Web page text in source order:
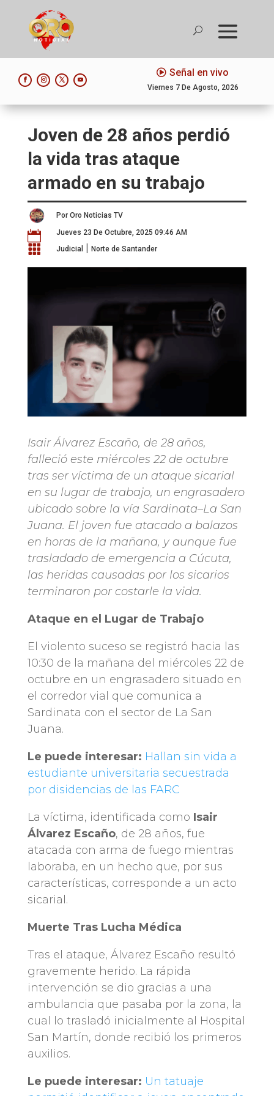
Señal en vivo
Viernes 7 De Agosto, 2026
Joven de 28 años perdió
la vida tras ataque
armado en su trabajo
Por Oro Noticias TV
 Jueves 23 De Octubre, 2025 09:46 AM
 Judicial | Norte de Santander
Isair Álvarez Escaño, de 28 años,
falleció este miércoles 22 de octubre
tras ser víctima de un ataque sicarial
en su lugar de trabajo, un engrasadero
ubicado sobre la vía Sardinata–La San
Juana. El joven fue atacado a balazos
en horas de la mañana, y aunque fue
trasladado de emergencia a Cúcuta,
las heridas causadas por los sicarios
terminaron por costarle la vida.
Ataque en el Lugar de Trabajo
El violento suceso se registró hacia las
10:30 de la mañana del miércoles 22 de
octubre en un engrasadero situado en
el corredor vial que comunica a
Sardinata con el sector de La San
Juana.
Le puede interesar: Hallan sin vida a
estudiante universitaria secuestrada
por disidencias de las FARC
La víctima, identificada como Isair
Álvarez Escaño, de 28 años, fue
atacada con arma de fuego mientras
laboraba, en un hecho que, por sus
características, corresponde a un acto
sicarial.
Muerte Tras Lucha Médica
Tras el ataque, Álvarez Escaño resultó
gravemente herido. La rápida
intervención se dio gracias a una
ambulancia que pasaba por la zona, la
cual lo trasladó inicialmente al Hospital
San Martín, donde recibió los primeros
auxilios.
Le puede interesar: Un tatuaje